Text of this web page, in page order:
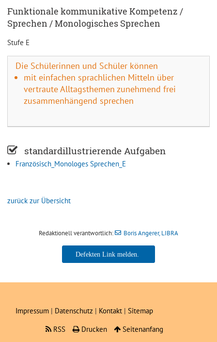
Funktionale kommunikative Kompetenz /
Sprechen / Monologisches Sprechen
Stufe E
Die Schülerinnen und Schüler können
mit einfachen sprachlichen Mitteln über
vertraute Alltagsthemen zunehmend frei
zusammenhängend sprechen
standardillustrierende Aufgaben
Französisch_Monologes Sprechen_E
zurück zur Übersicht
Redaktionell verantwortlich: Boris Angerer, LIBRA
Boris Angerer, LIBRA
Impressum | Datenschutz | Kontakt | Sitemap
RSS
Drucken Seitenanfang